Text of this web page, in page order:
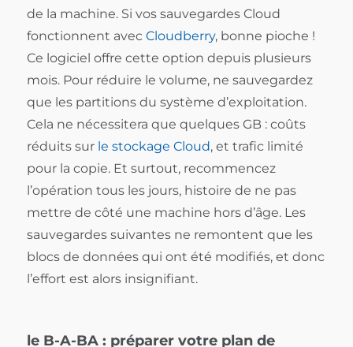
de la machine. Si vos sauvegardes Cloud
fonctionnent avec Cloudberry, bonne pioche !
Ce logiciel offre cette option depuis plusieurs
mois. Pour réduire le volume, ne sauvegardez
que les partitions du système d’exploitation.
Cela ne nécessitera que quelques GB : coûts
réduits sur le stockage Cloud, et trafic limité
pour la copie. Et surtout, recommencez
l’opération tous les jours, histoire de ne pas
mettre de côté une machine hors d’âge. Les
sauvegardes suivantes ne remontent que les
blocs de données qui ont été modifiés, et donc
l’effort est alors insignifiant.
le B-A-BA : préparer votre plan de